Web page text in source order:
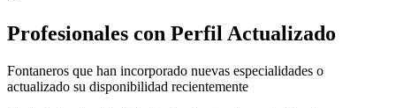
Profesionales con Perfil Actualizado
Fontaneros que han incorporado nuevas especialidades o
actualizado su disponibilidad recientemente